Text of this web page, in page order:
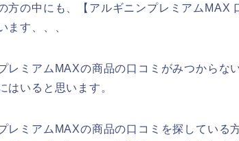
方の中にも、【アルギニンプレミアムMAX
ます、、、
レミアムMAXの商品の口コミがみつからな
はいると思います。
レミアムMAXの商品の口コミを探している